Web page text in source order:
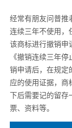
经常有朋友问普推
连续三年不使用，
该商标进行撤销申
《撤销连续三年
销申请后，在规定
应的使用证据，商
下后需要记的留存
票、资料等。